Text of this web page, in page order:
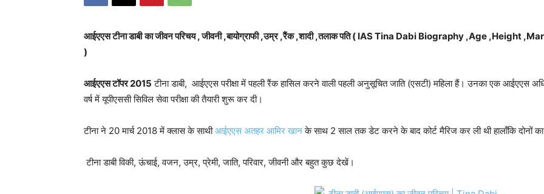
आईएएस टीना डाबी का जीवन परिचय , जीवनी ,बायोग्राफी ,उम्र ,रैंक ,शादी ,तलाक पति ( IAS Tina Dabi Biography ,Age
)
आईएएस टॉपर 2015 टीना डाबी, आईएएस परीक्षा में पहली रैंक हासिल करने वाली पहली अनुसूचित जाति (एसटी) महिला हैं। उनका एक आईएएस
वर्ष में यूपीएससी सिविल सेवा परीक्षा की तैयारी शुरू कर दी।
टीना ने 20 मार्च 2018 में क्लास के साथीआईएएस अतहर आमिर खानके साथ 2 साल तक डेट करने के बाद कोर्ट मैरिज कर ली थी हालाँकि दोनों
टीना डाबी विकी, ऊंचाई, वजन, उम्र, प्रेमी, जाति, परिवार, जीवनी और बहुत कुछ देखें।